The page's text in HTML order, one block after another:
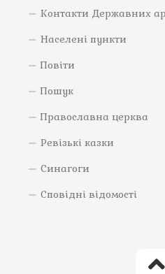
Контакти Державних
Населені пункти
Повіти
Пошук
Православна церква
Ревізькі казки
Синагоги
Сповідні відомості